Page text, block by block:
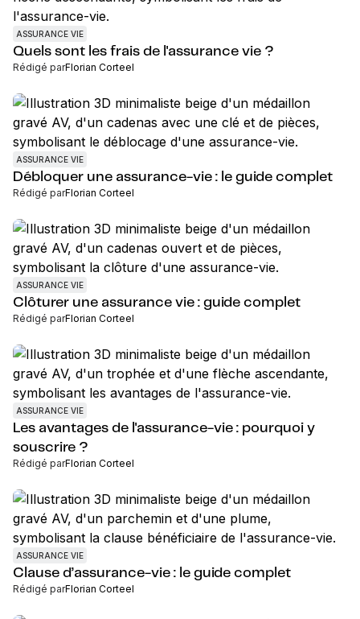
ASSURANCE VIE
Quels sont les frais de l'assurance vie ?
Rédigé parFlorian Corteel
ASSURANCE VIE
Débloquer une assurance-vie : le guide complet
Rédigé parFlorian Corteel
ASSURANCE VIE
Clôturer une assurance vie : guide complet
Rédigé parFlorian Corteel
ASSURANCE VIE
Les avantages de l'assurance-vie : pourquoi y
souscrire ?
Rédigé parFlorian Corteel
ASSURANCE VIE
Clause d’assurance-vie : le guide complet
Rédigé parFlorian Corteel